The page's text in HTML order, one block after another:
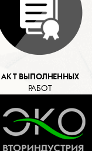
АКТ ВЫПОЛНЕННЫХ
РАБОТ